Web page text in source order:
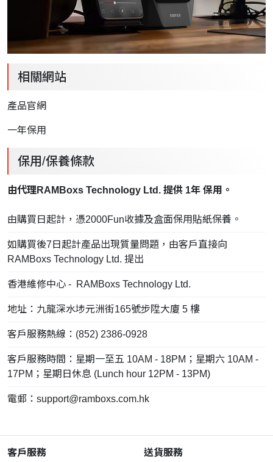
相關網站
產品官網
一年保用
保用/保養條款
由代理RAMBoxs Technology Ltd. 提供 1年 保用。
由購買日起計，憑2000Fun收據及盒面保用貼紙保養。
如購買後7日起計產品出現質量問題，由客戶直接向
RAMBoxs Technology Ltd. 提出
香港維修中心 - RAMBoxs Technology Ltd.
地址：九龍深水埗元洲街165號步陞大廈 5 樓
客戶服務熱線：(852) 2386-0928
客戶服務時間：星期一至五 10AM - 18PM；星期六 10AM -
17PM；星期日休息 (Lunch hour 12PM - 13PM)
電郵： support@ramboxs.com.hk
客戶服務 送貨服務